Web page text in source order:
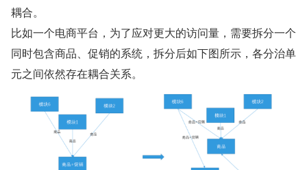
耦合。
比如一个电商平台，为了应对更大的访问量，需要拆分一个
同时包含商品、促销的系统，拆分后如下图所示，各分治单
元之间依然存在耦合关系。